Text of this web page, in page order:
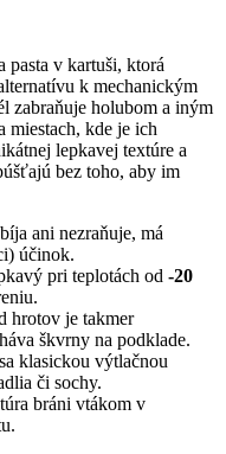
pasta v kartuši, ktorá
k mechanickým
zabraňuje holubom a iným
miestach, kde je ich
lepkavej textúre a
bez toho, aby im
ani nezraňuje, má
účinok.
pri teplotách od -20
hrotov je takmer
škvrny na podklade.
klasickou výtlačnou
či sochy.
bráni vtákom v